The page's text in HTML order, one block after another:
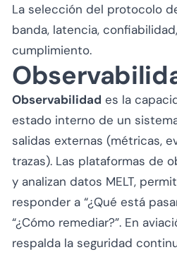
La selección del protocolo
banda, latencia,
cumplimiento.
Observabilidad es la
estado interno de un
salidas externas (métricas,
trazas). Las plataformas de
y analizan datos MELT,
responder a “¿Qué está
“¿Cómo remediar?”. En
respalda la seguridad